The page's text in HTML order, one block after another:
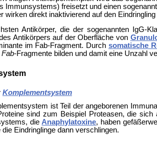
Immunsystems) freisetzt und einen
wirken direkt inaktivierend auf den
Antikörper, die der sogenannten IgG-
Antikörpers auf der Oberfläche von
im Fab-Fragment. Durch somatische
Fab-Fragmente bilden und damit eine Unzahl
Komplementsystem
ist Teil der angeborenen
sind zum Beispiel Proteasen, die
dieAnaphylatoxine, haben
Eindringlinge dann verschlingen.